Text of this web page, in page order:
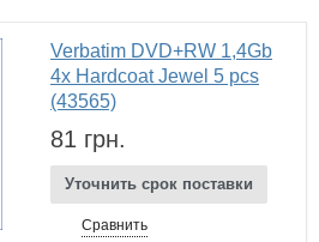
Verbatim DVD+RW 1,4Gb
4x Hardcoat Jewel 5 pcs
(43565)
81 грн.
Уточнить срок поставки
Сравнить